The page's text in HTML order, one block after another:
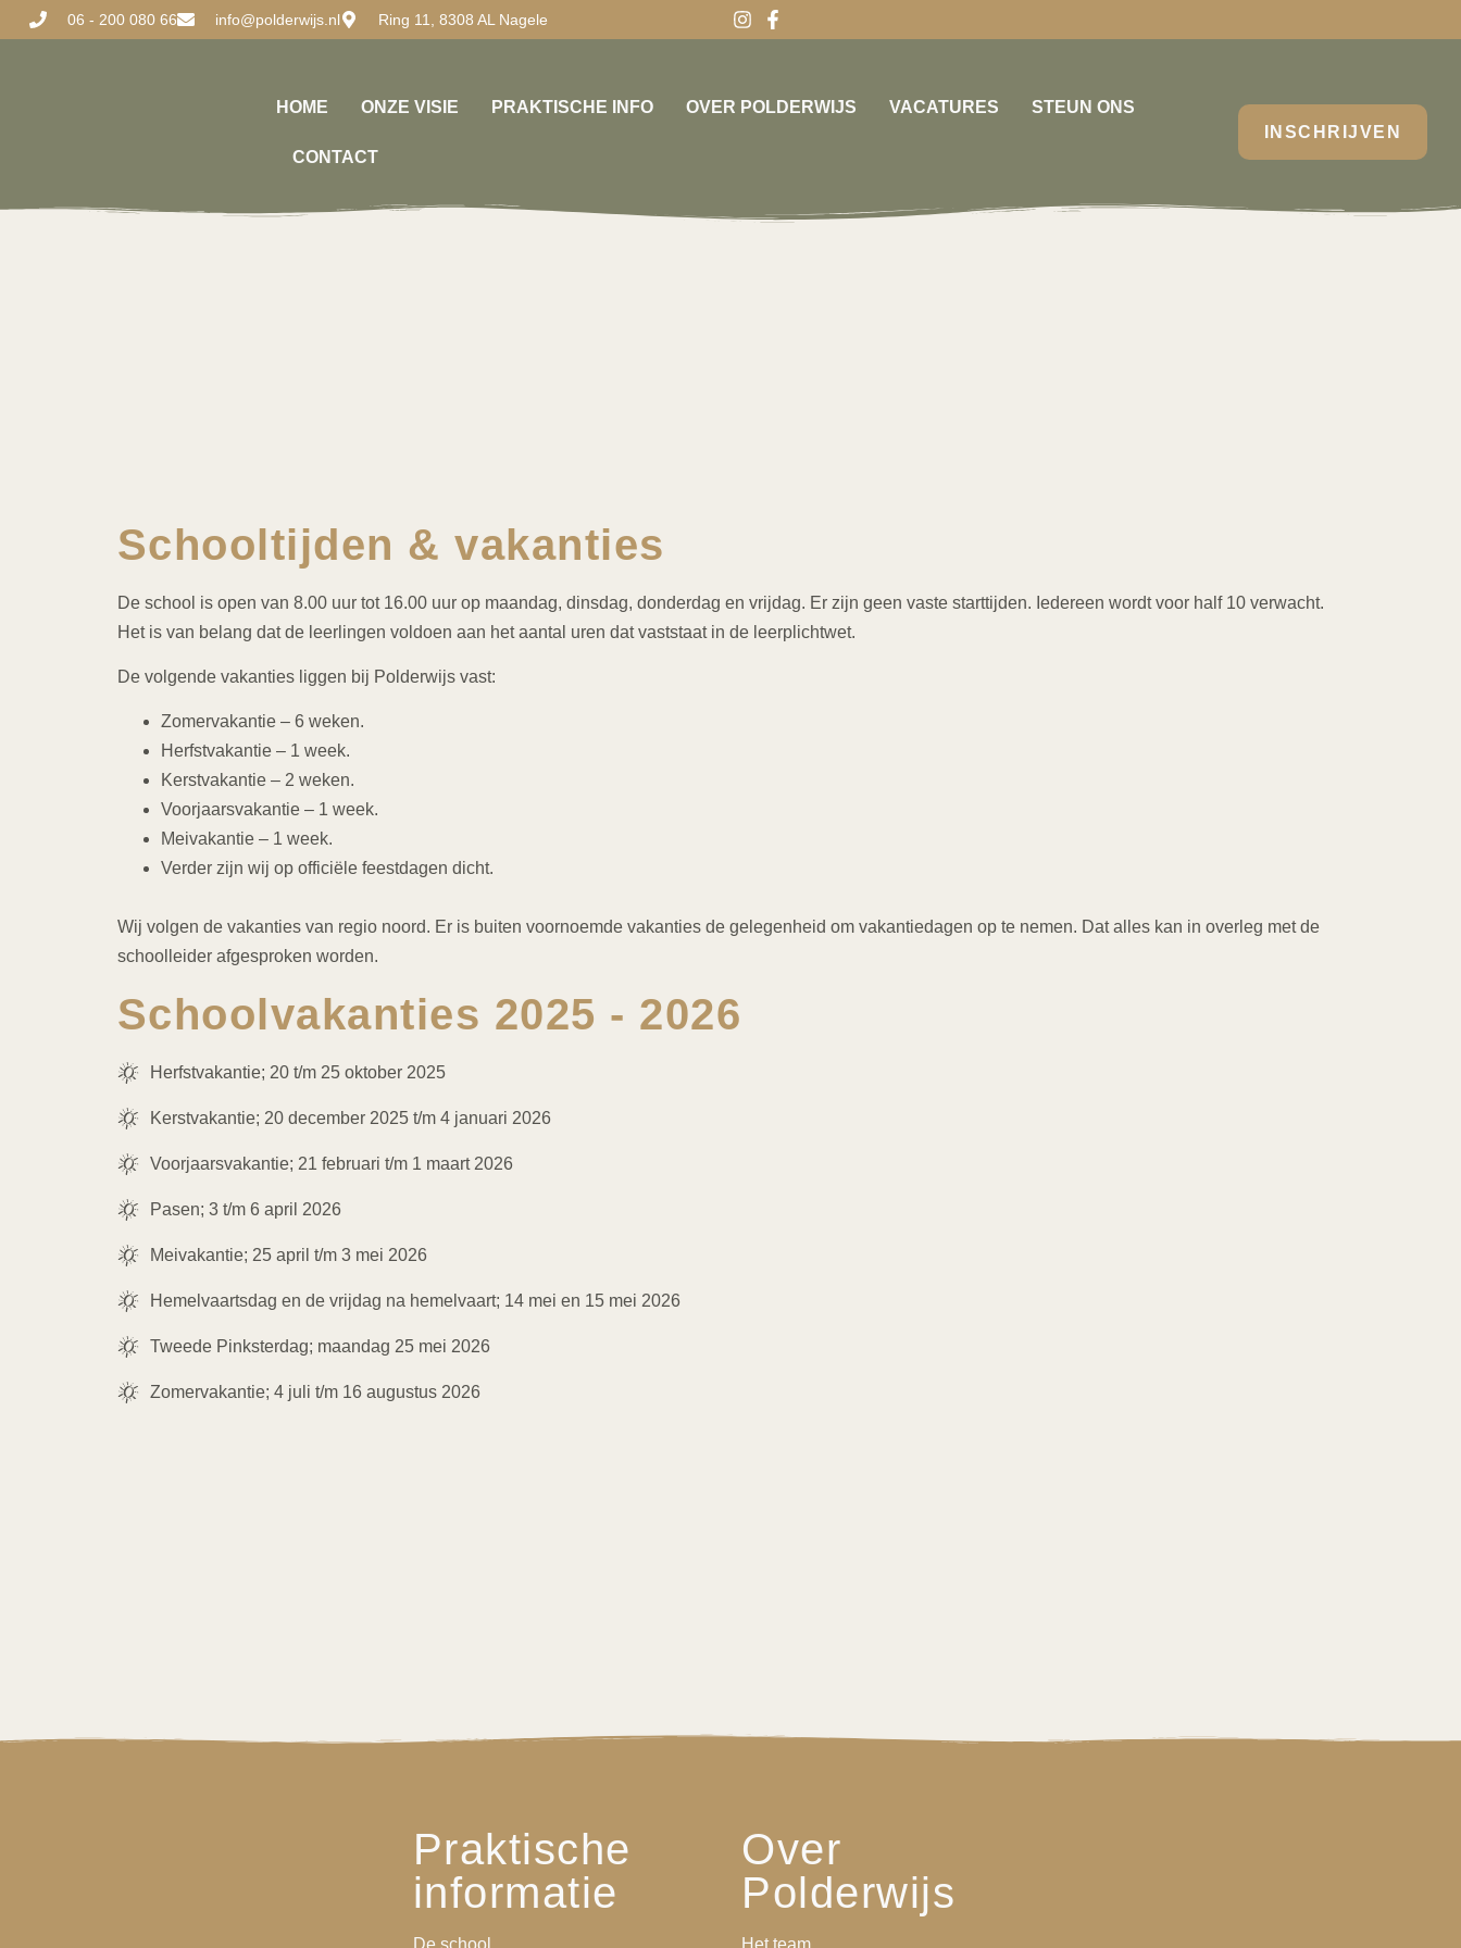
06 - 200 080 66 info@polderwijs.nl Ring 11, 8308 AL Nagele
HOME ONZE VISIE PRAKTISCHE INFO OVER POLDERWIJS VACATURES STEUN ONS
CONTACT
INSCHRIJVEN
Schooltijden & vakanties
De school is open van 8.00 uur tot 16.00 uur op maandag, dinsdag, donderdag en vrijdag. Er zijn geen vaste starttijden. Iedereen wordt voor half 10 verwacht.
Het is van belang dat de leerlingen voldoen aan het aantal uren dat vaststaat in de leerplichtwet.
De volgende vakanties liggen bij Polderwijs vast:
Zomervakantie – 6 weken.
Herfstvakantie – 1 week.
Kerstvakantie – 2 weken.
Voorjaarsvakantie – 1 week.
Meivakantie – 1 week.
Verder zijn wij op officiële feestdagen dicht.
Wij volgen de vakanties van regio noord. Er is buiten voornoemde vakanties de gelegenheid om vakantiedagen op te nemen. Dat alles kan in overleg met de
schoolleider afgesproken worden.
Schoolvakanties 2025 - 2026
Herfstvakantie; 20 t/m 25 oktober 2025
Kerstvakantie; 20 december 2025 t/m 4 januari 2026
Voorjaarsvakantie; 21 februari t/m 1 maart 2026
Pasen; 3 t/m 6 april 2026
Meivakantie; 25 april t/m 3 mei 2026
Hemelvaartsdag en de vrijdag na hemelvaart; 14 mei en 15 mei 2026
Tweede Pinksterdag; maandag 25 mei 2026
Zomervakantie; 4 juli t/m 16 augustus 2026
Praktische
informatie
De school
Over
Polderwijs
Het team